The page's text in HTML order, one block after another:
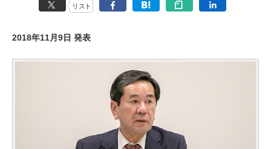
リスト
2018年11月9日 発表